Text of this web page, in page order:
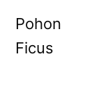
Pohon
Ficus